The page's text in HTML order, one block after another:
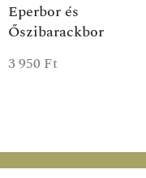
Eperbor és
Őszibarackbor
3 950 Ft